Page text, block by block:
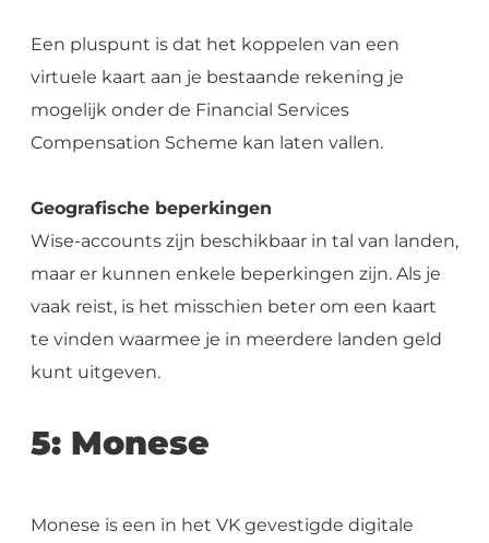
Een pluspunt is dat het koppelen van een
virtuele kaart aan je bestaande rekening je
mogelijk onder de Financial Services
Compensation Scheme kan laten vallen.
Geografische beperkingen
Wise-accounts zijn beschikbaar in tal van landen,
maar er kunnen enkele beperkingen zijn. Als je
vaak reist, is het misschien beter om een kaart
te vinden waarmee je in meerdere landen geld
kunt uitgeven.
5: Monese
Monese is een in het VK gevestigde digitale